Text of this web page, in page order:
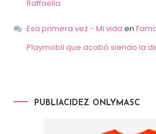
Raffaella
Esa primera vez - Mi vida en
Playmobil que acabó siendo la
PUBLIACIDEZ ONLYMASC